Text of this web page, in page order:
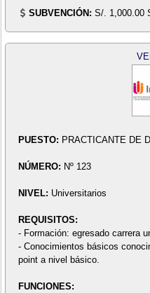
SUBVENCIÓN: S/. 1,000.00
PUESTO: PRACTICANTE DE
NÚMERO: Nº 123
NIVEL: Universitarios
REQUISITOS:
- Formación: egresado carrera
- Conocimientos básicos
point a nivel básico.
FUNCIONES: